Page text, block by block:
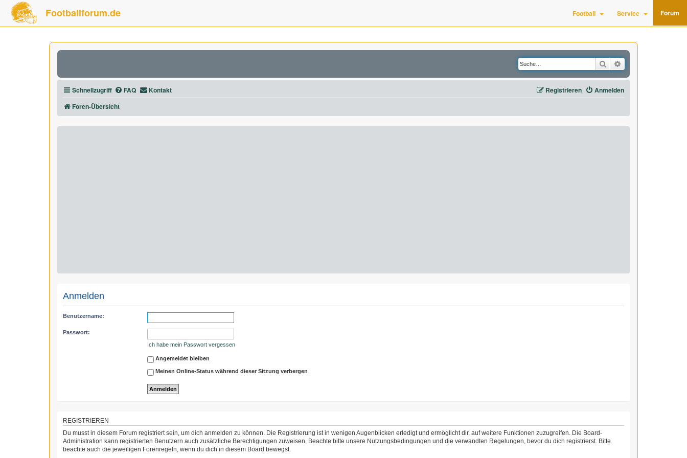
Footballforum.de Football Service Forum
Suche
Schnellzugriff FAQ Kontakt Anmelden
Registrieren
Foren-Übersicht
Anmelden
Benutzername:
Passwort:
Ich habe mein Passwort vergessen
Angemeldet bleiben
Meinen Online-Status während dieser Sitzung verbergen
REGISTRIEREN
Du musst in diesem Forum registriert sein, um dich anmelden zu können. Die Registrierung ist in wenigen Augenblicken erledigt und ermöglicht dir, auf weitere Funktionen zuzugreifen. Die Board-
Administration kann registrierten Benutzern auch zusätzliche Berechtigungen zuweisen. Beachte bitte unsere Nutzungsbedingungen und die verwandten Regelungen, bevor du dich registrierst. Bitte
beachte auch die jeweiligen Forenregeln, wenn du dich in diesem Board bewegst.